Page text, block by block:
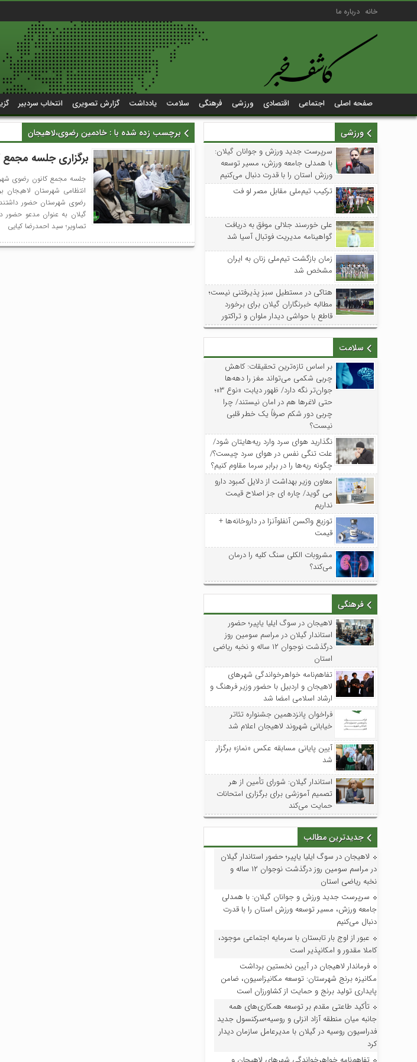
خانه درباره ما
صفحه اصلی اجتماعی اقتصادی ورزشی فرهنگی سلامت یادداشت گزارش تصویری انتخاب سردبیر
ورزشی
سرپرست جدید ورزش و جوانان گیلان:
با همدلی جامعه ورزش، مسیر توسعه
ورزش استان را با قدرت دنبال می‌کنیم
ترکیب تیم‌ملی مقابل مصر لو فت
علی خورسند جلالی موفق به دریافت
گواهینامه مدیریت فوتبال آسیا شد
زمان بازگشت تیم‌ملی زنان به ایران
مشخص شد
هتاکی در مستطیل سبز پذیرفتنی نیست؛
مطالبه خبرنگاران گیلان برای برخورد
قاطع با حواشی دیدار ملوان و تراکتور
سلامت
بر اساس تازه‌ترین تحقیقات: کاهش
چربی شکمی می‌تواند مغز را دهه‌ها
جوان‌تر نگه دارد/ ظهور دیابت «نوع ۳»؛
حتی لاغرها هم در امان نیستند/ چرا
چربی دور شکم صرفاً یک خطر قلبی
نیست؟
نگذارید هوای سرد وارد ریه‌هایتان شود/
علت تنگی نفس در هوای سرد چیست؟/
چگونه ریه‌ها را در برابر سرما مقاوم کنیم؟
معاون وزیر بهداشت از دلایل کمبود دارو
می گوید/ چاره ای جز اصلاح قیمت
نداریم
توزیع واکسن‌ آنفلوآنزا در داروخانه‌ها +
قیمت
مشروبات الکلی سنگ کلیه را درمان
می‌کند؟
فرهنگی
لاهیجان در سوگ ایلیا یاپیر؛ حضور
استاندار گیلان در مراسم سومین روز
درگذشت نوجوان ۱۲ ساله و نخبه ریاضی
استان
تفاهم‌نامه خواهرخواندگی شهرهای
لاهیجان و اردبیل با حضور وزیر فرهنگ و
ارشاد اسلامی امضا شد
فراخوان پانزدهمین جشنواره تئاتر
خیابانی شهروند لاهیجان اعلام شد
آیین پایانی مسابقه عکس «نماز» برگزار
شد
استاندار گیلان: شورای تأمین از هر
تصمیم آموزشی برای برگزاری امتحانات
حمایت می‌کند
جدیدترین مطالب
لاهیجان در سوگ ایلیا یاپیر؛ حضور استاندار گیلان
در مراسم سومین روز درگذشت نوجوان ۱۲ ساله و
نخبه ریاضی استان
سرپرست جدید ورزش و جوانان گیلان: با همدلی
جامعه ورزش، مسیر توسعه ورزش استان را با قدرت
دنبال می‌کنیم
عبور از اوج بار تابستان با سرمایه اجتماعی موجود،
کاملا مقدور و امکانپذیر است
فرماندار لاهیجان در آیین نخستین برداشت
مکانیزه برنج شهرستان: توسعه مکانیزاسیون، ضامن
پایداری تولید برنج و حمایت از کشاورزان است
تأکید طاعتی مقدم بر توسعه همکاری‌های همه
جانبه میان منطقه آزاد انزلی و روسیه؛سرکنسول جدید
فدراسیون روسیه در گیلان با مدیرعامل سازمان دیدار
کرد
برچسب زده شده با : خادمین رضوی،لاهیجان
برگزاری جلسه
جلسه مجمع کانون رضوی
انتظامی شهرستان لاهیجان
رضوی شهرستان حضور
گیلان به عنوان مدعو حضور
تصاویر؛ سید احمدرضا کیایی